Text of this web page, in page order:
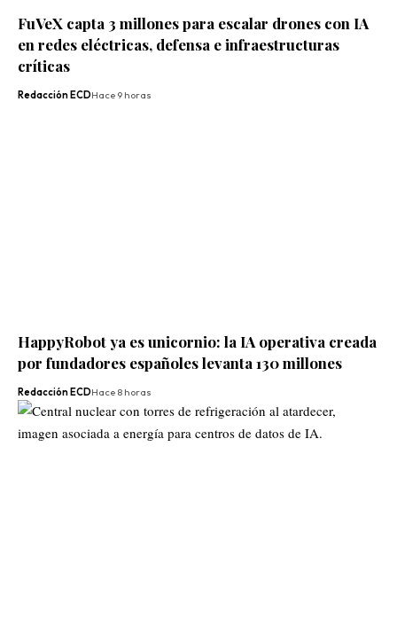
FuVeX capta 3 millones para escalar drones con IA
en redes eléctricas, defensa e infraestructuras
críticas
Redacción ECDHace 9 horas
HappyRobot ya es unicornio: la IA operativa creada
por fundadores españoles levanta 130 millones
Redacción ECDHace 8 horas